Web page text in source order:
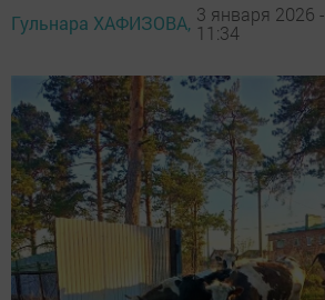
Гульнара ХАФИЗОВА, 3 января 2026 -
11:34